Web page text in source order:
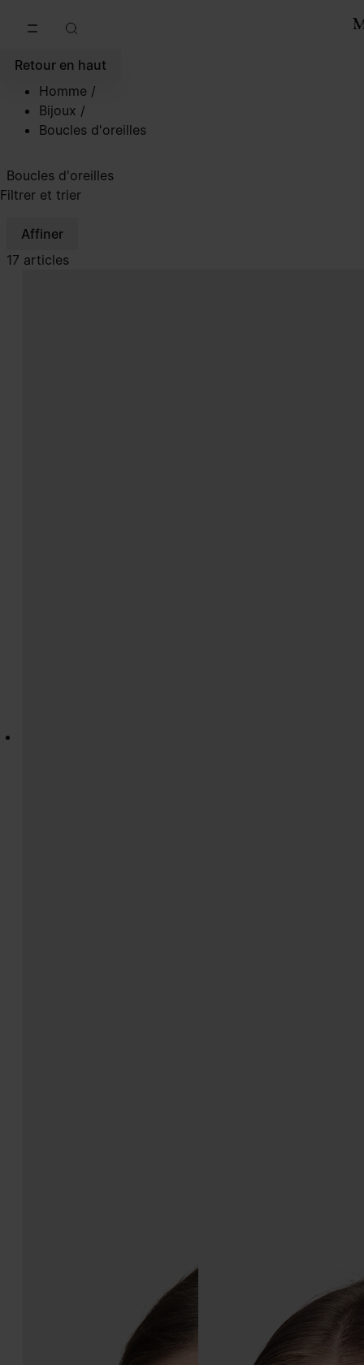
Retour en haut
Homme /
Bijoux /
Boucles d'oreilles
Boucles d'oreilles
Filtrer et trier
Affiner
17 articles